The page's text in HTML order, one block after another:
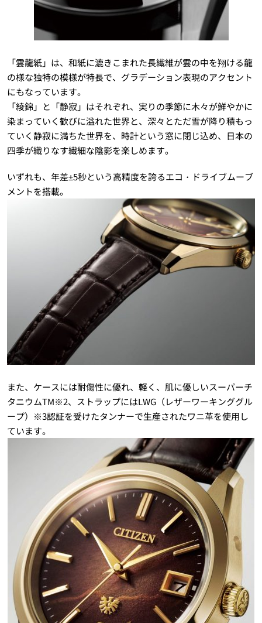
「雲龍紙」は、和紙に漉きこまれた長繊維が雲の中を翔ける龍
の様な独特の模様が特長で、グラデーション表現のアクセント
にもなっています。
「綾錦」と「静寂」はそれぞれ、実りの季節に木々が鮮やかに
染まっていく歓びに溢れた世界と、深々とただ雪が降り積もっ
ていく静寂に満ちた世界を、時計という窓に閉じ込め、日本の
四季が織りなす繊細な陰影を楽しめます。
いずれも、年差±5秒という高精度を誇るエコ・ドライブムーブ
メントを搭載。
また、ケースには耐傷性に優れ、軽く、肌に優しいスーパーチ
タニウムTM※2、ストラップにはLWG（レザーワーキンググル
ープ）※3認証を受けたタンナーで生産されたワニ革を使用し
ています。